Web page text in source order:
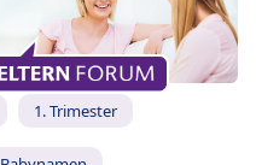
1. Trimester